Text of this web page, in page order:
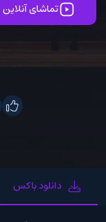
تماشای آنلاین
دانلود باکس